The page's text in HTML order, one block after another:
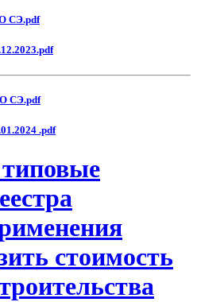
СЭ.pdf
СЭ.pdf
.pdf
стоимость